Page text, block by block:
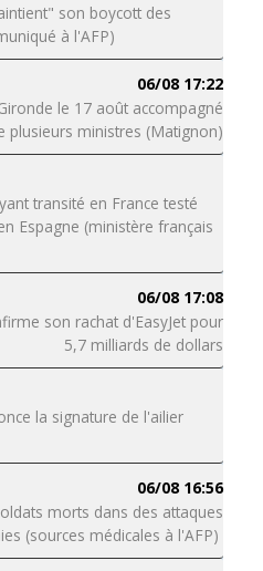
son boycott des
à l'AFP)
06/08 17:22
le 17 août accompagné
plusieurs ministres (Matignon)
transité en France testé
Espagne (ministère français
06/08 17:08
son rachat d'EasyJet pour
5,7 milliards de dollars
la signature de l'ailier
06/08 16:56
morts dans des attaques
(sources médicales à l'AFP)